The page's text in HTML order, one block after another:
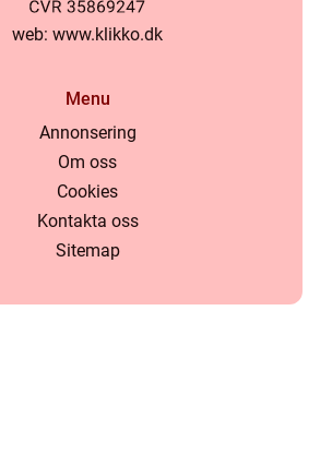
web: www.klikko.dk
Menu
Annonsering
Om oss
Cookies
Kontakta oss
Sitemap